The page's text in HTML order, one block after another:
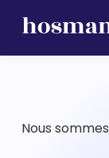
Nous sommes